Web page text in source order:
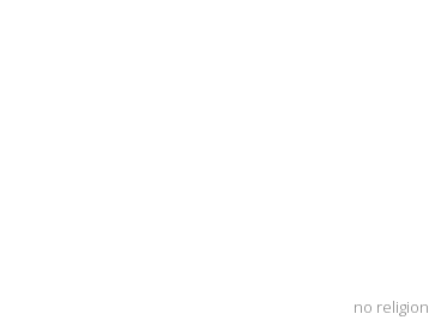
no religion